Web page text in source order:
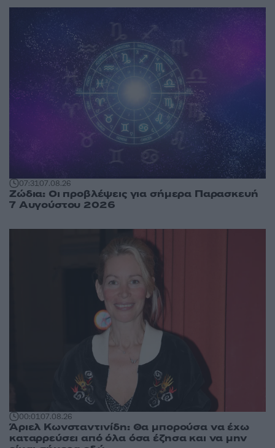
07:3107.08.26
Ζώδια: Οι προβλέψεις για σήμερα Παρασκευή
7 Αυγούστου 2026
00:0107.08.26
Άριελ Κωνσταντινίδη: Θα μπορούσα να έχω
καταρρεύσει από όλα όσα έζησα και να μην